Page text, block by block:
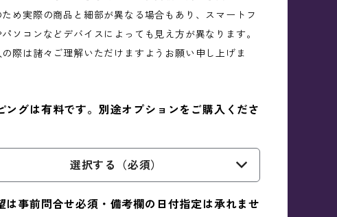
ため実際の商品と細部が異なる場合もあり、スマートフ
パソコンなどデバイスによっても見え方が異なります。
の際は諸々ご理解いただけますようお願い申し上げま
ングは有料です。別途オプションをご購入くださ
選択する（必須）
は事前問合せ必須・備考欄の日付指定は承れませ